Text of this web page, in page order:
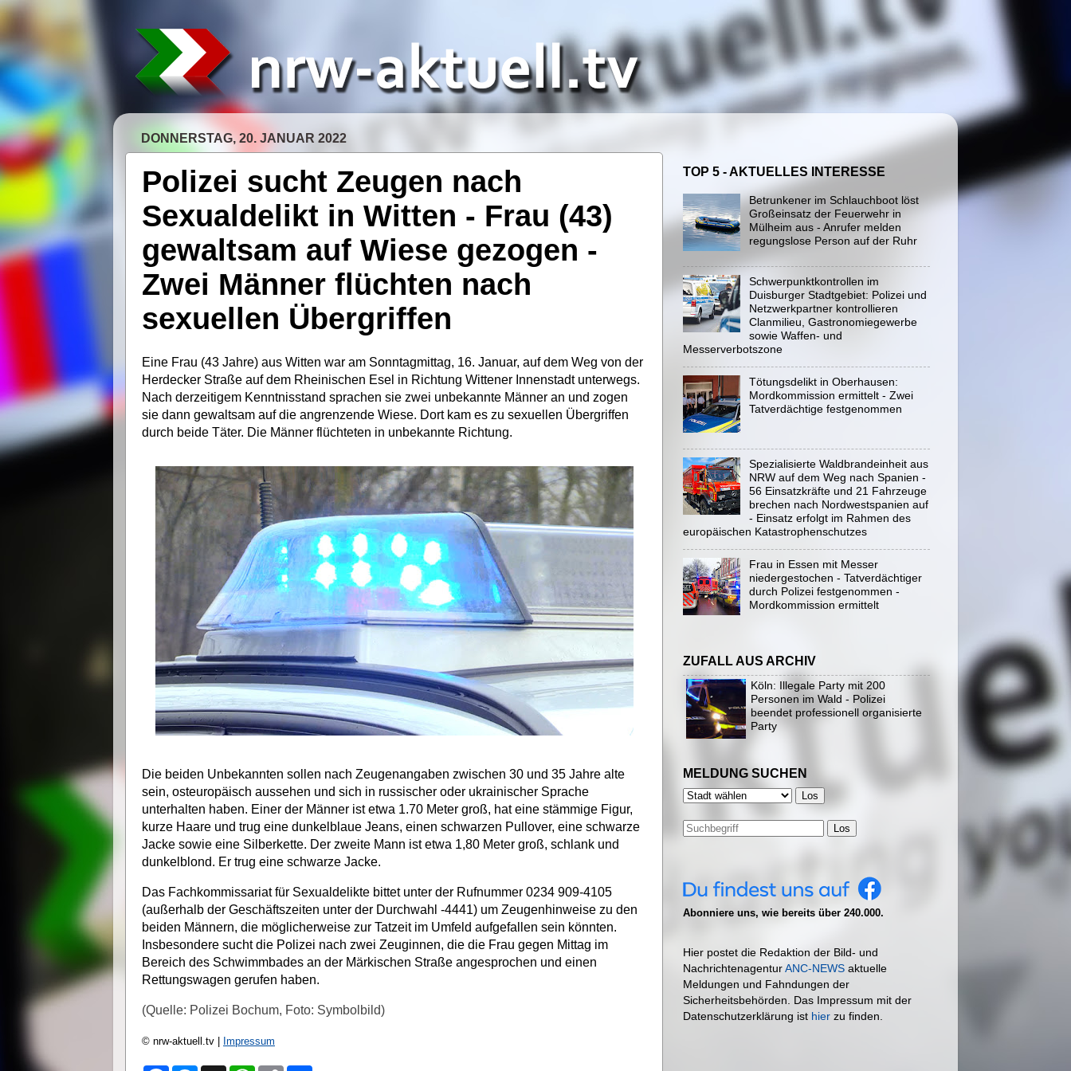
DONNERSTAG, 20. JANUAR 2022
Polizei sucht Zeugen nach
Sexualdelikt in Witten - Frau (43)
gewaltsam auf Wiese gezogen -
Zwei Männer flüchten nach
sexuellen Übergriffen
Eine Frau (43 Jahre) aus Witten war am Sonntagmittag, 16. Januar, auf dem Weg von der
Herdecker Straße auf dem Rheinischen Esel in Richtung Wittener Innenstadt unterwegs.
Nach derzeitigem Kenntnisstand sprachen sie zwei unbekannte Männer an und zogen
sie dann gewaltsam auf die angrenzende Wiese. Dort kam es zu sexuellen Übergriffen
durch beide Täter. Die Männer flüchteten in unbekannte Richtung.
Die beiden Unbekannten sollen nach Zeugenangaben zwischen 30 und 35 Jahre alte
sein, osteuropäisch aussehen und sich in russischer oder ukrainischer Sprache
unterhalten haben. Einer der Männer ist etwa 1.70 Meter groß, hat eine stämmige Figur,
kurze Haare und trug eine dunkelblaue Jeans, einen schwarzen Pullover, eine schwarze
Jacke sowie eine Silberkette. Der zweite Mann ist etwa 1,80 Meter groß, schlank und
dunkelblond. Er trug eine schwarze Jacke.
Das Fachkommissariat für Sexualdelikte bittet unter der Rufnummer 0234 909-4105
(außerhalb der Geschäftszeiten unter der Durchwahl -4441) um Zeugenhinweise zu den
beiden Männern, die möglicherweise zur Tatzeit im Umfeld aufgefallen sein könnten.
Insbesondere sucht die Polizei nach zwei Zeuginnen, die die Frau gegen Mittag im
Bereich des Schwimmbades an der Märkischen Straße angesprochen und einen
Rettungswagen gerufen haben.
(Quelle: Polizei Bochum, Foto: Symbolbild)
© nrw-aktuell.tv | Impressum
TOP 5 - AKTUELLES INTERESSE
Betrunkener im Schlauchboot löst
Großeinsatz der Feuerwehr in
Mülheim aus - Anrufer melden
regungslose Person auf der Ruhr
Schwerpunktkontrollen im
Duisburger Stadtgebiet: Polizei und
Netzwerkpartner kontrollieren
Clanmilieu, Gastronomiegewerbe
sowie Waffen- und
Messerverbotszone
Tötungsdelikt in Oberhausen:
Mordkommission ermittelt - Zwei
Tatverdächtige festgenommen
Spezialisierte Waldbrandeinheit aus
NRW auf dem Weg nach Spanien -
56 Einsatzkräfte und 21 Fahrzeuge
brechen nach Nordwestspanien auf
- Einsatz erfolgt im Rahmen des
europäischen Katastrophenschutzes
Frau in Essen mit Messer
niedergestochen - Tatverdächtiger
durch Polizei festgenommen -
Mordkommission ermittelt
ZUFALL AUS ARCHIV
Köln: Illegale Party mit 200
Personen im Wald - Polizei
beendet professionell organisierte
Party
MELDUNG SUCHEN
Los
Abonniere uns, wie bereits über 240.000.
Hier postet die Redaktion der Bild- und
NachrichtenagenturANC-NEWS aktuelle
Meldungen und Fahndungen der
Sicherheitsbehörden. Das Impressum mit der
Datenschutzerklärung ist hier zu finden.